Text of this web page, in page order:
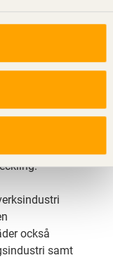
och
och
också
samt